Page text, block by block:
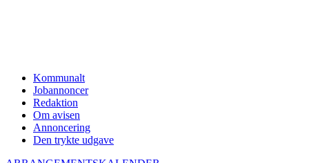
Kommunalt
Jobannoncer
Redaktion
Om avisen
Annoncering
Den trykte udgave